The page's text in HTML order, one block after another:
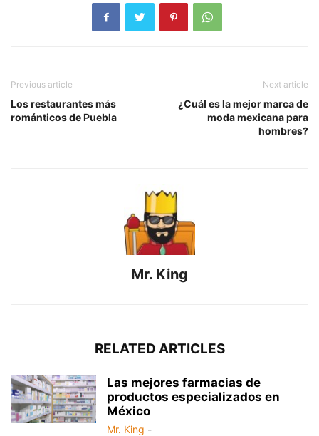
Previous article
Los restaurantes más
románticos de Puebla
Next article
¿Cuál es la mejor marca de
moda mexicana para
hombres?
Mr. King
RELATED ARTICLES
Las mejores farmacias de
productos especializados en
México
Mr. King -